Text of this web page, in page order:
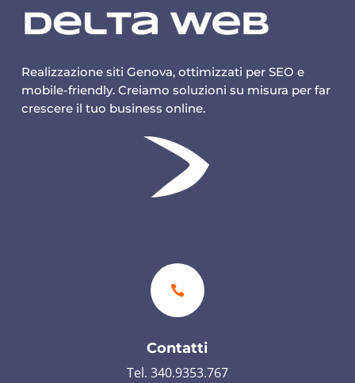
Realizzazione siti Genova, ottimizzati per SEO e
mobile-friendly. Creiamo soluzioni su misura per far
crescere il tuo business online.

Contatti
Tel. 340.9353.767